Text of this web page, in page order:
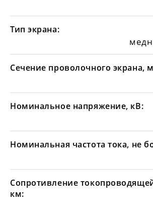
Тип экрана:
Сечение проволочного экрана,
Номинальное напряжение, кВ:
Номинальная частота тока, не
Сопротивление
км: